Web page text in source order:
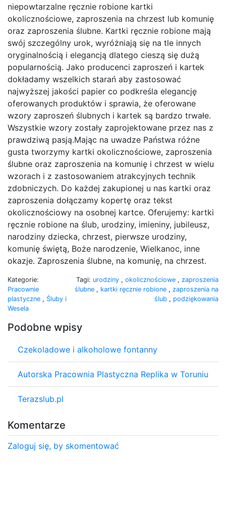
niepowtarzalne ręcznie robione kartki
okolicznościowe, zaproszenia na chrzest lub komunię
oraz zaproszenia ślubne. Kartki ręcznie robione mają
swój szczególny urok, wyróżniają się na tle innych
oryginalnością i elegancją dlatego cieszą się dużą
popularnością. Jako producenci zaproszeń i kartek
dokładamy wszelkich starań aby zastosować
najwyższej jakości papier co podkreśla elegancję
oferowanych produktów i sprawia, że oferowane
wzory zaproszeń ślubnych i kartek są bardzo trwałe.
Wszystkie wzory zostały zaprojektowane przez nas z
prawdziwą pasją.Mając na uwadze Państwa różne
gusta tworzymy kartki okolicznościowe, zaproszenia
ślubne oraz zaproszenia na komunię i chrzest w wielu
wzorach i z zastosowaniem atrakcyjnych technik
zdobniczych. Do każdej zakupionej u nas kartki oraz
zaproszenia dołączamy kopertę oraz tekst
okolicznościowy na osobnej kartce. Oferujemy: kartki
ręcznie robione na ślub, urodziny, imieniny, jubileusz,
narodziny dziecka, chrzest, pierwsze urodziny,
komunię świętą, Boże narodzenie, Wielkanoc, inne
okazje. Zaproszenia ślubne, na komunię, na chrzest.
Kategorie:
Pracownie
plastyczne , Śluby i
Wesela
Tagi: urodziny , okolicznościowe , zaproszenia
ślubne , kartki ręcznie robione , zaproszenia na
ślub , podziękowania
Podobne wpisy
Czekoladowe i alkoholowe fontanny
Autorska Pracownia Plastyczna Replika w Toruniu
Terazslub.pl
Komentarze
Zaloguj się, by skomentować